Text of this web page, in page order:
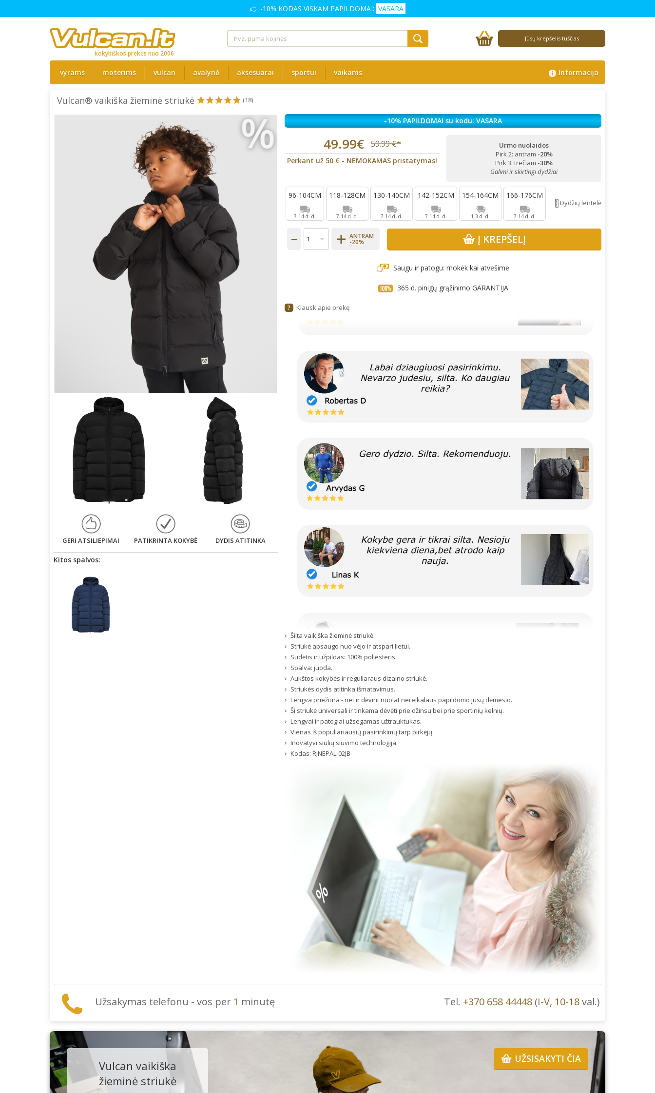
👉 -10% KODAS VISKAM PAPILDOMAI: VASARA
kokybiškos prekės nuo 2006
Jūsų krepšelis tuščias
vyrams moterims vulcan avalynė aksesuarai sportui vaikams Informacija
Vulcan® vaikiška žieminė striukė (18)
%
GERI ATSILIEPIMAI PATIKRINTA KOKYBĖ DYDIS ATITINKA
Kitos spalvos:
-10% PAPILDOMAI su kodu: VASARA
49.99€ 59.99 €*
Perkant už 50 € - NEMOKAMAS pristatymas!
Urmo nuolaidos
Pirk 2: antram -20%
Pirk 3: trečiam -30%
Galimi ir skirtingi dydžiai
Dydžių lentelė
96-104CM
7-14 d. d.
118-128CM
7-14 d. d.
130-140CM
7-14 d. d.
142-152CM
7-14 d. d.
154-164CM
1-3 d. d.
166-176CM
7-14 d. d.
ANTRAM
-20% Į KREPŠELĮ
Saugu ir patogu: mokėk kai atvešime
365 d. pinigų grąžinimo GARANTIJA
? Klausk apie prekę
Šilta vaikiška žieminė striukė.
Striukė apsaugo nuo vėjo ir atspari lietui.
Sudėtis ir užpildas: 100% poliesteris.
Spalva: juoda.
Aukštos kokybės ir reguliaraus dizaino striukė.
Striukės dydis atitinka išmatavimus.
Lengva priežiūra - net ir dėvint nuolat nereikalaus papildomo jūsų dėmesio.
Ši striukė universali ir tinkama dėvėti prie džinsų bei prie sportinių kelnių.
Lengvai ir patogiai užsegamas užtrauktukas.
Vienas iš populiariausių pasirinkimų tarp pirkėjų.
Inovatyvi siūlių siuvimo technologija.
Kodas:RJNEPAL-02JB
Užsakymas telefonu - vos per 1 minutę Tel. +370 658 44448 (I-V, 10-18val.)
Vulcan vaikiška
žieminė striukė
UŽSISAKYTI ČIA